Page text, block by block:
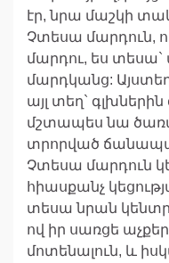
էր, նրա մաշկի
Չտեսա մարդուն,
մարդու, ես տեսա`
մարդկանց:
այլ տեղ`
մշտապես նա
տրորված
Չտեսա մարդուն
հիասքանչ
տեսա նրան
ով իր սառցե
մոտենալուն, և